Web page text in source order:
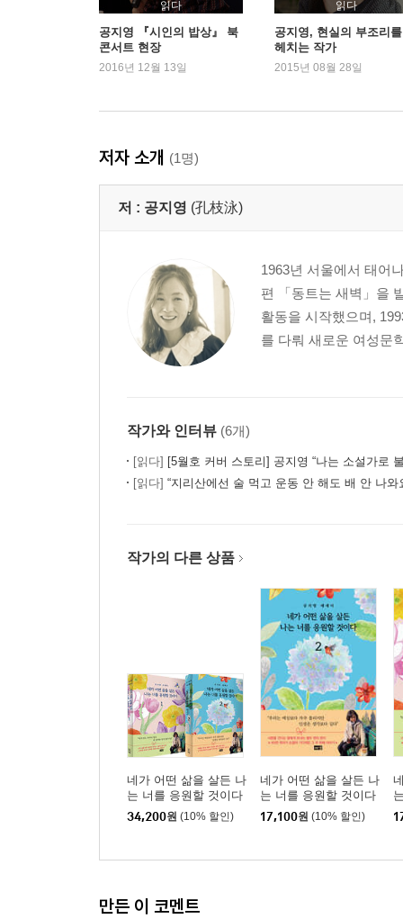
읽다
공지영 『시인의 밥상』 북
콘서트 현장
2016년 12월 13일
읽다
공지영, 현실의 부조리
헤치는 작가
2015년 08월 28일
저자 소개 (1명)
저 : 공지영 (孔枝泳)
1963년 서울에서 태어
편 「동트는 새벽」을
활동을 시작했으며,
를 다뤄 새로운 여성문
작가와 인터뷰 (6개)
[읽다] [5월호 커버 스토리] 공지영 “나는 소설가로 불리
[읽다] “지리산에선 술 먹고 운동 안 해도 배 안 나와요” - 『공지영
작가의 다른 상품
네가 어떤 삶을 살든 나
는 너를 응원할 것이다
1,2 세트
34,200원 (10% 할인)
네가 어떤 삶을 살든 나
는 너를 응원할 것이다
2
17,100원 (10% 할인)
1
만든 이 코멘트